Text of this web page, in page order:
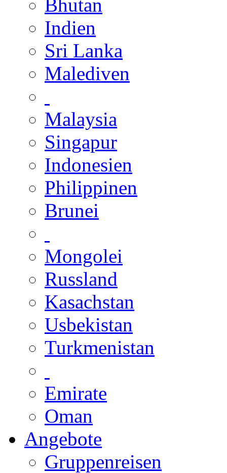
Bhutan
Indien
Sri Lanka
Malediven
Malaysia
Singapur
Indonesien
Philippinen
Brunei
Mongolei
Russland
Kasachstan
Usbekistan
Turkmenistan
Emirate
Oman
Angebote
Gruppenreisen